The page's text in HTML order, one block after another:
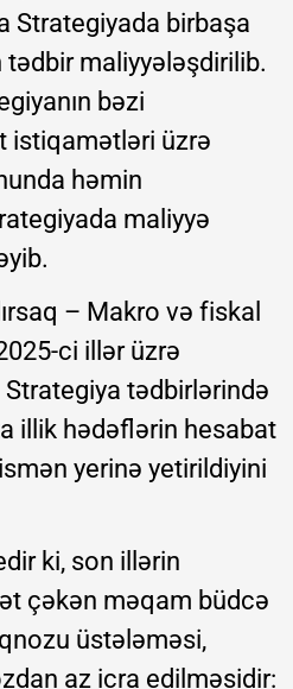
Strategiyada birbaşa
maliyyələşdirilib.
bəzi
istiqamətləri üzrə
həmin
maliyyə
– Makro və fiskal
ci illər üzrə
Strategiya tədbirlərində
illik hədəflərin hesabat
yerinə yetirildiyini
ki, son illərin
çəkən məqam büdcə
üstələməsi,
az icra edilməsidir: